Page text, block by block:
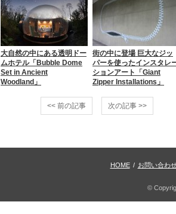
大自然の中にある透明ドー
ムホテル「Bubble Dome
Set in Ancient
Woodland」
街の中に登場 巨大なジッ
パーを使ったインスタレ
ションアート「Giant
Zipper Installations」
<< 前の記事 次の記事 >>
HOME / お問い合わ
©